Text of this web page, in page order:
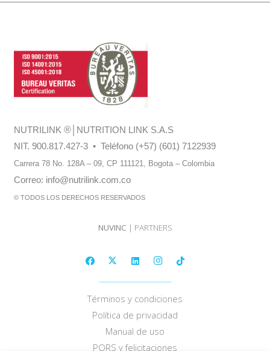
NUTRILINK ®│NUTRITION LINK S.A.S
NIT. 900.817.427-3 • Teléfono (+57) (601) 7122939
Carrera 78 No. 128A – 09, CP 111121, Bogota – Colombia
Correo: info@nutrilink.com.co
© TODOS LOS DERECHOS RESERVADOS
NUVINC | PARTNERS
Términos y condiciones
Política de privacidad
Manual de uso
PQRS y felicitaciones